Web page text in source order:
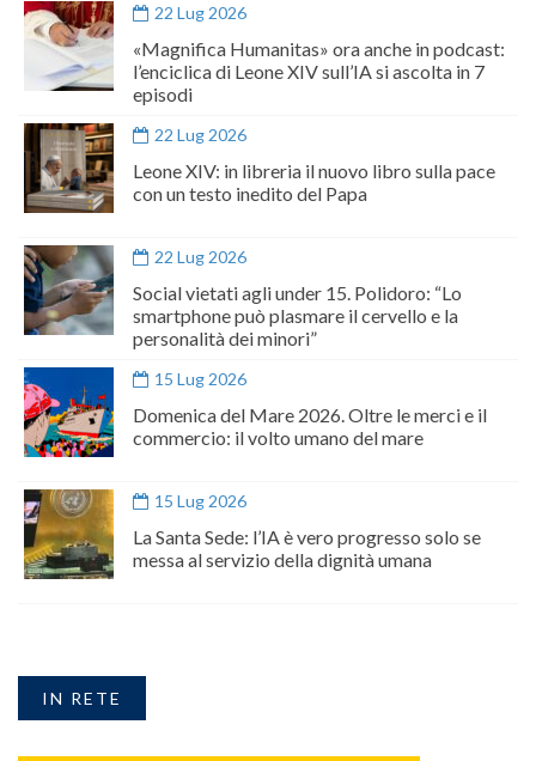
22 Lug 2026
«Magnifica Humanitas» ora anche in podcast:
l’enciclica di Leone XIV sull’IA si ascolta in 7
episodi
22 Lug 2026
Leone XIV: in libreria il nuovo libro sulla pace
con un testo inedito del Papa
22 Lug 2026
Social vietati agli under 15. Polidoro: “Lo
smartphone può plasmare il cervello e la
personalità dei minori”
15 Lug 2026
Domenica del Mare 2026. Oltre le merci e il
commercio: il volto umano del mare
15 Lug 2026
La Santa Sede: l’IA è vero progresso solo se
messa al servizio della dignità umana
IN RETE